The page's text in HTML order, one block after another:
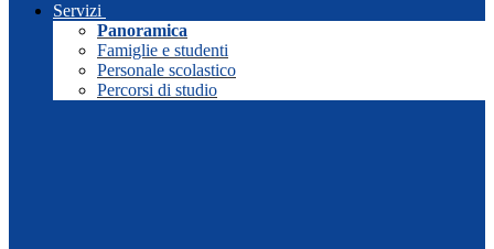
Servizi
Panoramica
Famiglie e studenti
Personale scolastico
Percorsi di studio